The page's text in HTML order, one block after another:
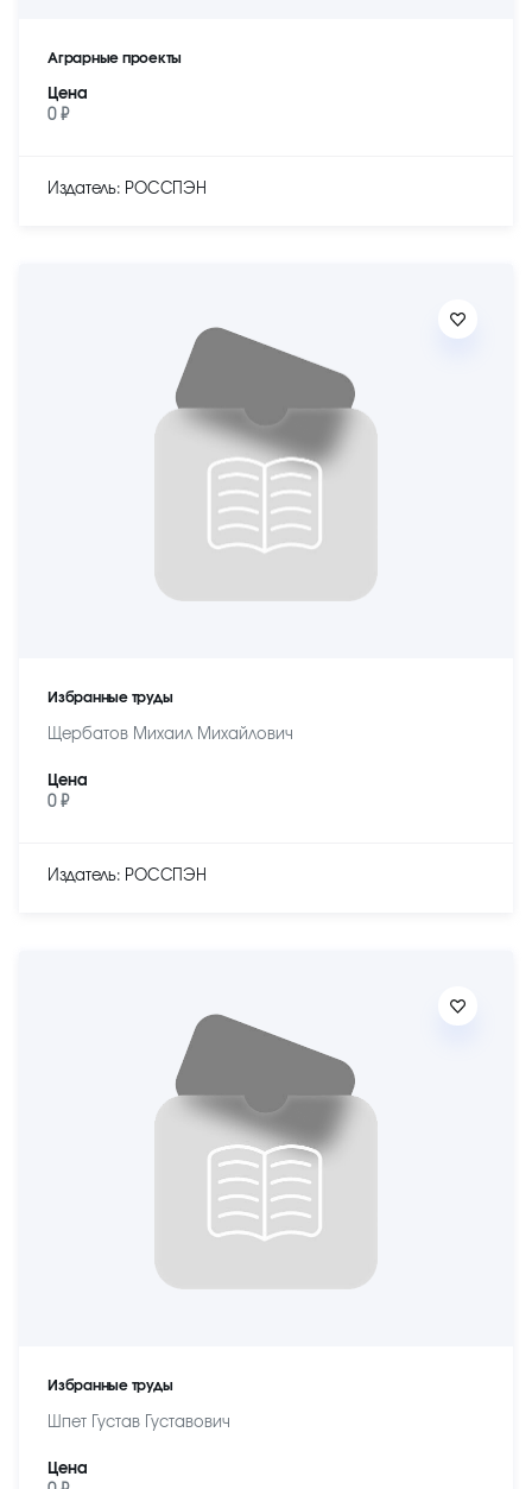
Аграрные проекты
Цена
0 ₽
Издатель: РОССПЭН
Избранные труды
Щербатов Михаил Михайлович
Цена
0 ₽
Издатель: РОССПЭН
Избранные труды
Шпет Густав Густавович
Цена